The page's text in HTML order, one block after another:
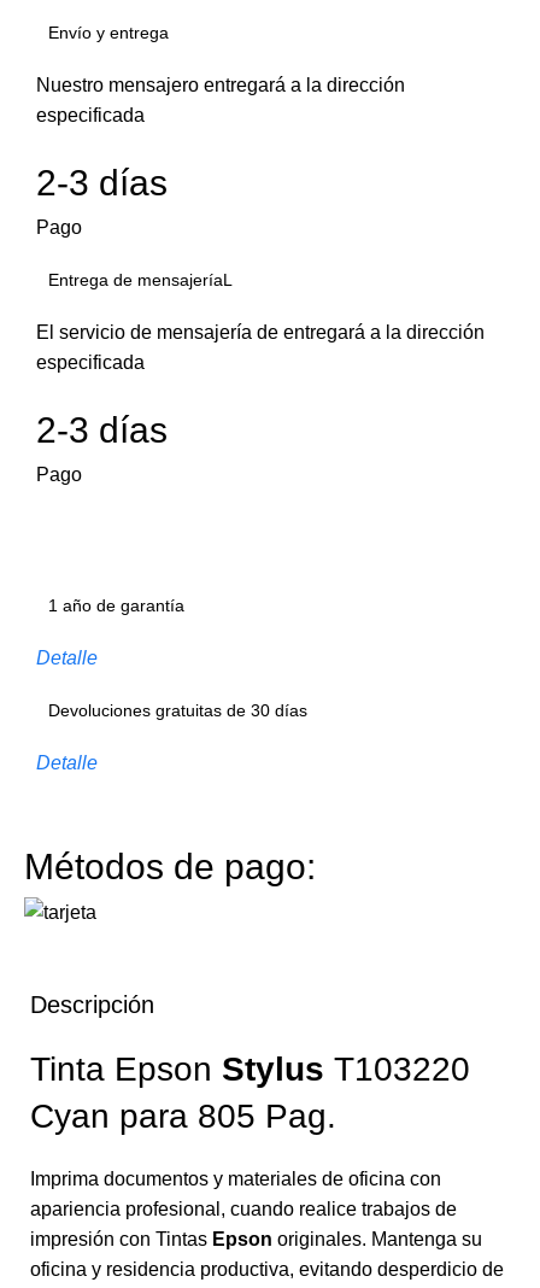
Envío y entrega
Nuestro mensajero entregará a la dirección
especificada
2-3 días
Pago
Entrega de mensajeríaL
El servicio de mensajería de entregará a la dirección
especificada
2-3 días
Pago
1 año de garantía
Detalle
Devoluciones gratuitas de 30 días
Detalle
Métodos de pago:
Descripción
Tinta Epson Stylus T103220
Cyan para 805 Pag.
Imprima documentos y materiales de oficina con
apariencia profesional, cuando realice trabajos de
impresión con Tintas Epson originales. Mantenga su
oficina y residencia productiva, evitando desperdicio de